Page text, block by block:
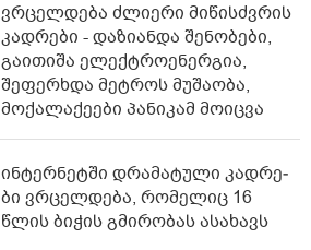
ვრცელდება ძლიერი მიწისძვრის
კადრები - დაზიანდა შენობები,
გაითიშა ელექტროენერგია,
შეფერხდა მეტროს მუშაობა,
მოქალაქეები პანიკამ მოიცვა
ინ­ტერ­ნეტ­ში დრა­მა­ტუ­ლი კად­რე­
ბი ვრცელდება, რომელიც 16
წლის ბიჭის გმირობას ასახავს